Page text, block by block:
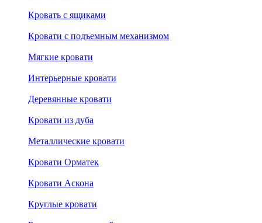
Кровать с ящиками
Кровати с подъемным механизмом
Мягкие кровати
Интерьерные кровати
Деревянные кровати
Кровати из дуба
Металлические кровати
Кровати Орматек
Кровати Аскона
Круглые кровати